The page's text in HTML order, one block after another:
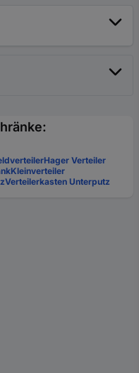
Hager Verteiler
Kleinverteiler
Verteilerkasten Unterputz